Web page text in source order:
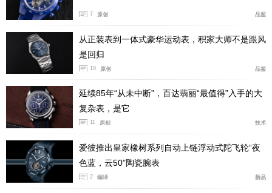
7 原创 品鉴
从正装表到一体式豪华运动表，积家大师不是跟风
是回归
10 原创 品鉴
延续85年“从未中断”，百达翡丽“最值得”入手的大
复杂表，是它
11 原创 技术
爱彼推出皇家橡树系列自动上链浮动式陀飞轮“夜
色蓝，云50”陶瓷腕表
2 编译 新品